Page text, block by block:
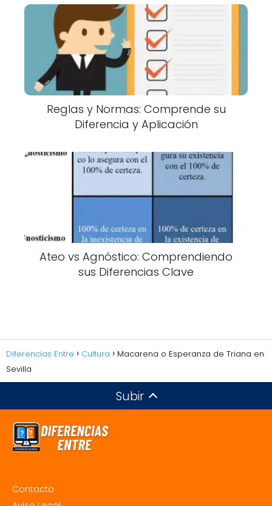
Reglas y Normas: Comprende su
Diferencia y Aplicación
Ateo vs Agnóstico: Comprendiendo
sus Diferencias Clave
Diferencias Entre Cultura
Macarena o Esperanza de Triana en
Sevilla
Subir
Contacto